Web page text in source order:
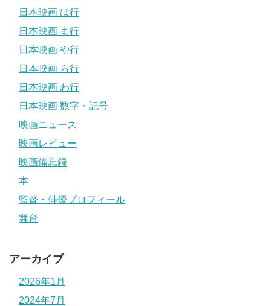
日本映画 は行
日本映画 ま行
日本映画 や行
日本映画 ら行
日本映画 わ行
日本映画 数字・記号
映画ニュース
映画レビュー
映画備忘録
本
監督・俳優プロフィール
舞台
アーカイブ
2026年1月
2024年7月